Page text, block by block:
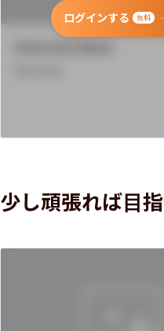
ログインする 無料
少し頑張れば目